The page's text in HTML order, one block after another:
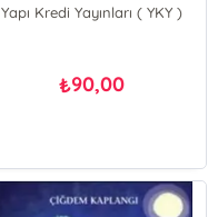
Yapı Kredi Yayınları ( YKY )
₺90,00